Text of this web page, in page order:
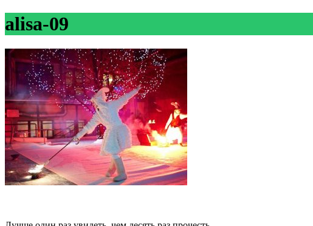
alisa-09